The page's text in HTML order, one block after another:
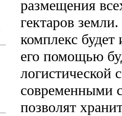
размещения
гектаров
комплекс
его помощью
логистической
современными
позволят